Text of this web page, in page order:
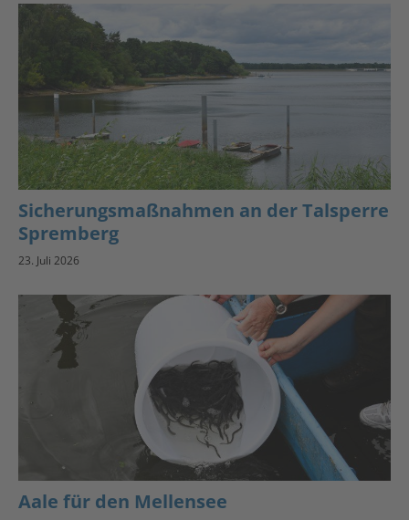
Sicherungsmaßnahmen an der Talsperre
Spremberg
23. Juli 2026
Aale für den Mellensee